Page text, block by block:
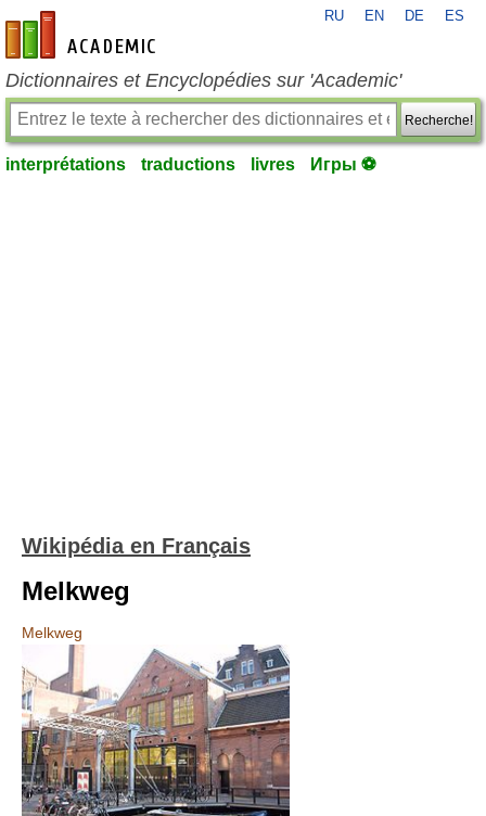
fr-academic.com
RU EN DE ES
Dictionnaires et Encyclopédies sur 'Academic'
Recherche!
interprétations traductions livres Игры ⚽
Wikipédia en Français
Melkweg
Melkweg